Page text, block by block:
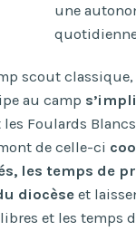
une
scout
au camp
les Foulards
de celle-ci
les temps de
diocèse et
et les temps